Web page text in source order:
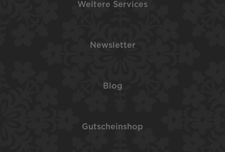
Weitere Services
Newsletter
Blog
Gutscheinshop